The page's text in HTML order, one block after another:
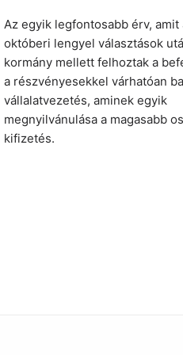
Az egyik legfontosabb érv, amit
októberi lengyel választások
kormány mellett felhoztak a
a részvényesekkel várhatóan
vállalatvezetés, aminek egyik
megnyilvánulása a magasabb
kifizetés.